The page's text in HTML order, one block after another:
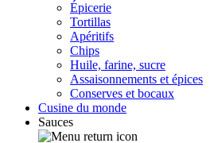
Épicerie
Tortillas
Apéritifs
Chips
Huile, farine, sucre
Assaisonnements et épices
Conserves et bocaux
Cusine du monde
Sauces